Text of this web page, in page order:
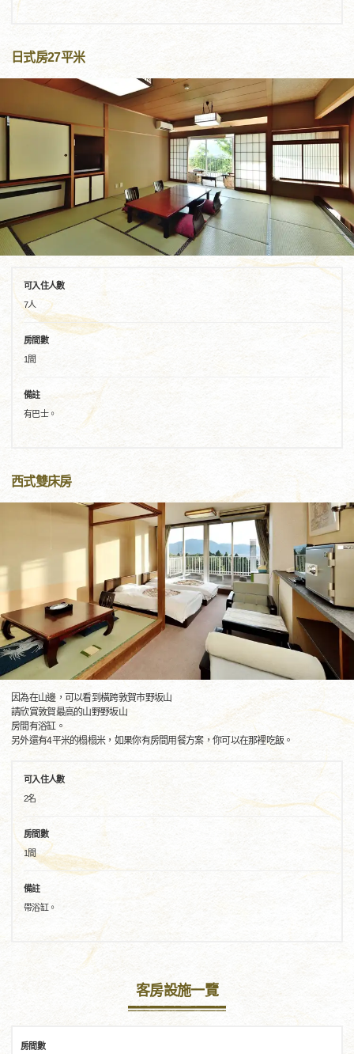
日式房27平米
可入住人數
7人
房間數
1間
備註
有巴士。
西式雙床房
因為在山邊，可以看到橫跨敦賀市野坂山
請欣賞敦賀最高的山野野坂山
房間有浴缸。
另外還有4平米的榻榻米，如果你有房間用餐方案，你可以在那裡吃飯。
可入住人數
2名
房間數
1間
備註
帶浴缸。
客房設施一覽
房間數